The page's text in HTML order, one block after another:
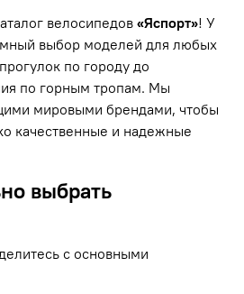
велосипедов «Яспорт»! У
выбор моделей для любых
по городу до
по горным тропам. Мы
мировыми брендами, чтобы
качественные и надежные
выбрать
с основными